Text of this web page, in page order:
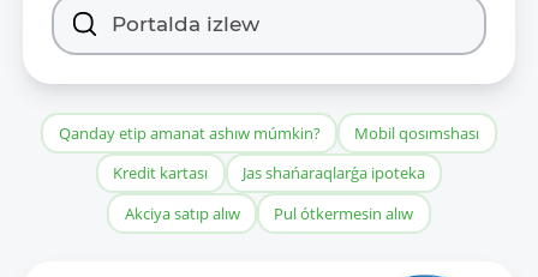
Qanday etip amanat ashıw múmkin?
Mobil qosımshası
Kredit kartası
Jas shańaraqlarǵa ipoteka
Akciya satıp alıw
Pul ótkermesin alıw